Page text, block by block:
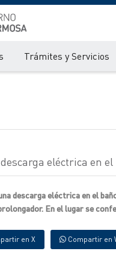
Trámites y Servicios
eléctrica en
descarga eléctrica en el
En el lugar se
en X Compartir en